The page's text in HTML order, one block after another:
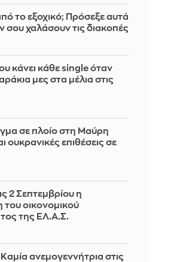
το εξοχικό; Πρόσεξε αυτά
σου χαλάσουν τις διακοπές
κάνει κάθε single όταν
μες στα μέλια στις
σε πλοίο στη Μαύρη
ουκρανικές επιθέσεις σε
2 Σεπτεμβρίου η
του οικονομικού
της ΕΛ.Α.Σ.
ανεμογεννήτρια στις